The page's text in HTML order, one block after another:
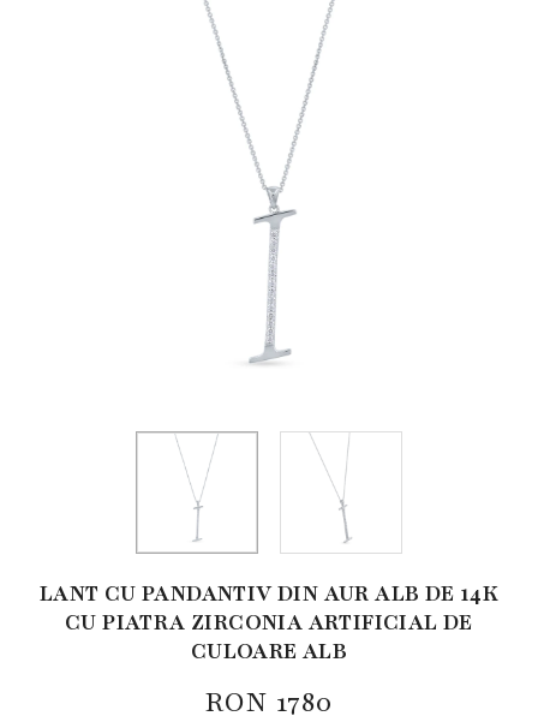
LANT CU PANDANTIV DIN AUR ALB DE 14K
CU PIATRA ZIRCONIA ARTIFICIAL DE
CULOARE ALB
RON 1780